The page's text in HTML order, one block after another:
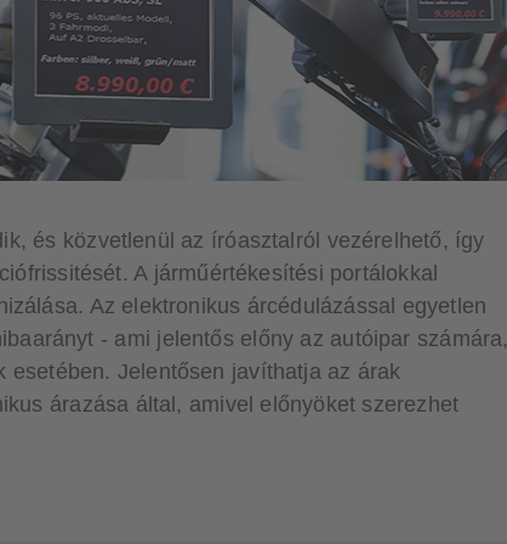
és közvetlenül az íróasztalról vezérelhető, így
A járműértékesítési portálokkal
Az elektronikus árcédulázással egyetlen
- ami jelentős előny az autóipar számára,
esetében. Jelentősen javíthatja az árak
árazása által, amivel előnyöket szerezhet